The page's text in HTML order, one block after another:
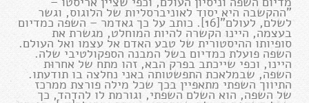
"ההקשבה היא יסוד לאוניברסליות של הלוגוס, וגשר
לשלם, לעולם"[16]. כותב על כך גאדמר – השפה כמדיום
בעצמה, היינו הקשרה להיות המוחלט, מגשרת את
סופיותו ההיסטורית של טבע האדם אל עצמו ואל העולם.
השפה פועלת כמדיום בשל המבנה הספקולטיבי שלה.
היינו, וכפי שייכתב בפרק הבא, זהו מתח של אחרוּת
השפה, שבמלאכת התפשטותה באני נחלצה בו תודעתו.
התיווך השפתי מתאפיין בכך שכל מילה פורצת ממרכז
של השפה, הוא השלם השפתי, וגורמת לו להדהד, כך